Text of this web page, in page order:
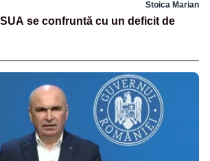
Stoica Marian
se confruntă cu un deficit de